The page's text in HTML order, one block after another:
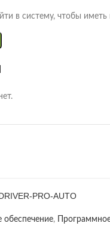
в систему, чтобы
PRO-AUTO
обеспечение,